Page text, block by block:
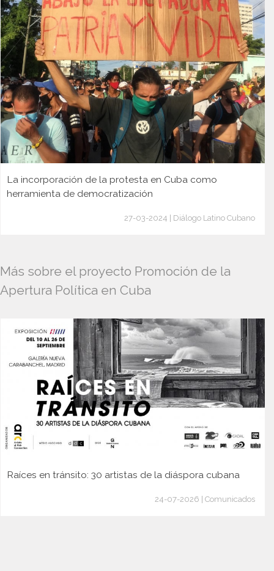
La incorporación de la protesta en Cuba como
herramienta de democratización
27-03-2024 | Diálogo Latino Cubano
Más sobre el proyecto Promoción de la
Apertura Política en Cuba
Raíces en tránsito: 30 artistas de la diáspora cubana
24-07-2026 | Comunicados